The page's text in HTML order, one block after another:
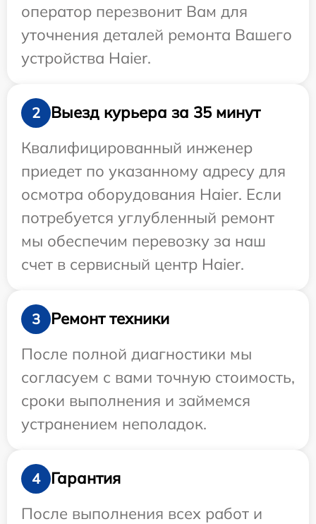
оператор перезвонит Вам для
уточнения деталей ремонта Вашего
устройства Haier.
2
Выезд курьера за 35 минут
Квалифицированный инженер
приедет по указанному адресу для
осмотра оборудования Haier. Если
потребуется углубленный ремонт
мы обеспечим перевозку за наш
счет в сервисный центр Haier.
3
Ремонт техники
После полной диагностики мы
согласуем с вами точную стоимость,
сроки выполнения и займемся
устранением неполадок.
4
Гарантия
После выполнения всех работ и